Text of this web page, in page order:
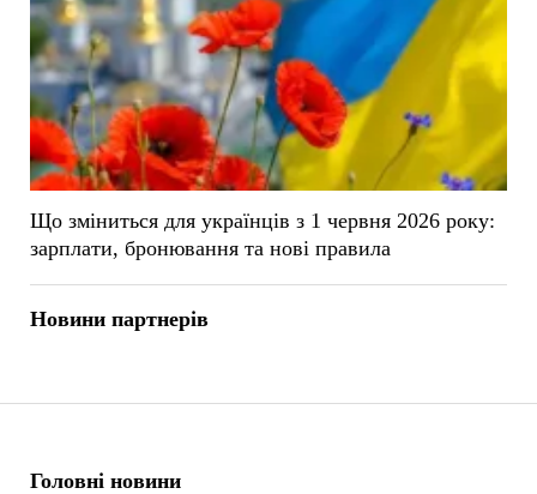
Головні новини
Що зміниться для українців з 1 червня 2026 року:
зарплати, бронювання та нові правила
Новини партнерів